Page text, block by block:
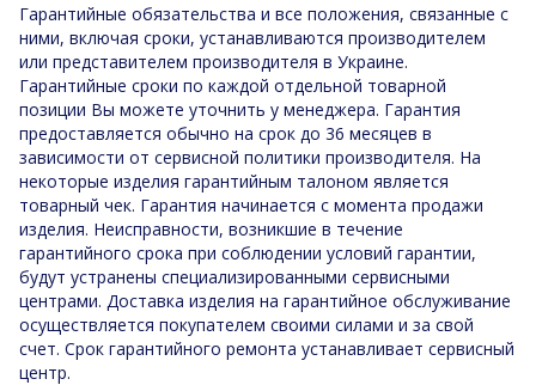
Гарантийные обязательства и все положения, связанные с
ними, включая сроки, устанавливаются производителем
или представителем производителя в Украине.
Гарантийные сроки по каждой отдельной товарной
позиции Вы можете уточнить у менеджера. Гарантия
предоставляется обычно на срок до 36 месяцев в
зависимости от сервисной политики производителя. На
некоторые изделия гарантийным талоном является
товарный чек. Гарантия начинается с момента продажи
изделия. Неисправности, возникшие в течение
гарантийного срока при соблюдении условий гарантии,
будут устранены специализированными сервисными
центрами. Доставка изделия на гарантийное обслуживание
осуществляется покупателем своими силами и за свой
счет. Срок гарантийного ремонта устанавливает сервисный
центр.